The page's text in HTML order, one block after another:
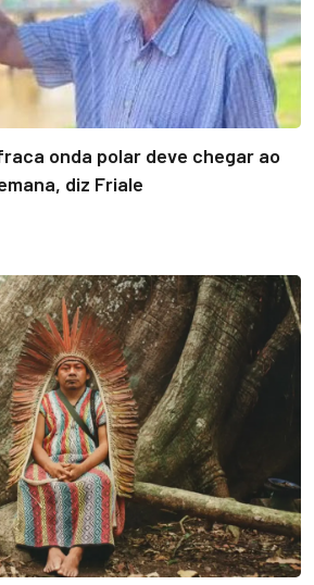
onda polar deve chegar ao
diz Friale